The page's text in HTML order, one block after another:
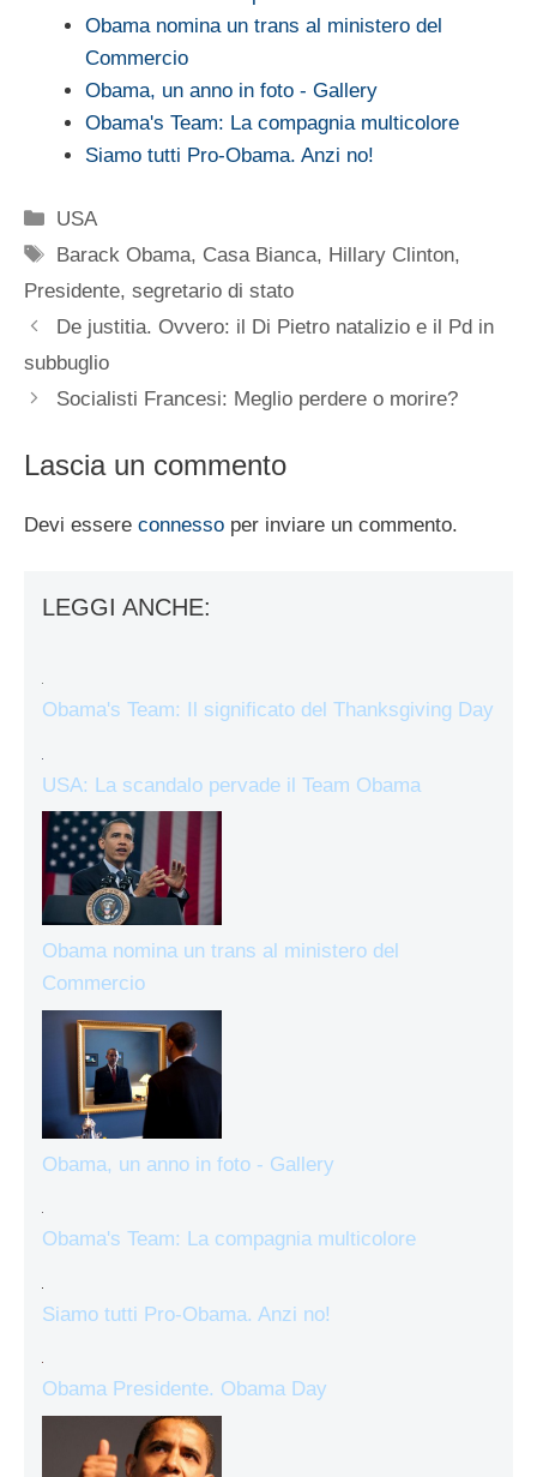
Obama nomina un trans al ministero del
Commercio
Obama, un anno in foto - Gallery
Obama's Team: La compagnia multicolore
Siamo tutti Pro-Obama. Anzi no!
Categorie
USA
Tag
Barack Obama, Casa Bianca, Hillary Clinton,
Presidente, segretario di stato
De justitia. Ovvero: il Di Pietro natalizio e il Pd in
subbuglio
Socialisti Francesi: Meglio perdere o morire?
Lascia un commento
Devi essere connesso per inviare un commento.
LEGGI ANCHE:
Obama's Team: Il significato del Thanksgiving Day
USA: La scandalo pervade il Team Obama
Obama nomina un trans al ministero del
Commercio
Obama, un anno in foto - Gallery
Obama's Team: La compagnia multicolore
Siamo tutti Pro-Obama. Anzi no!
Obama Presidente. Obama Day